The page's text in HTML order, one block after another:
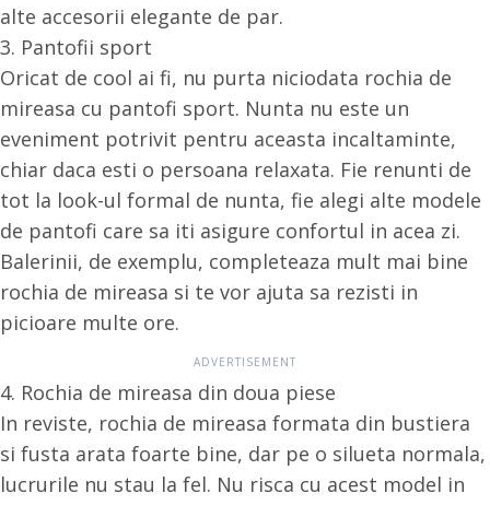
alte accesorii elegante de par.
3. Pantofii sport
Oricat de cool ai fi, nu purta niciodata rochia de
mireasa cu pantofi sport. Nunta nu este un
eveniment potrivit pentru aceasta incaltaminte,
chiar daca esti o persoana relaxata. Fie renunti de
tot la look-ul formal de nunta, fie alegi alte modele
de pantofi care sa iti asigure confortul in acea zi.
Balerinii, de exemplu, completeaza mult mai bine
rochia de mireasa si te vor ajuta sa rezisti in
picioare multe ore.
4. Rochia de mireasa din doua piese
In reviste, rochia de mireasa formata din bustiera
si fusta arata foarte bine, dar pe o silueta normala,
lucrurile nu stau la fel. Nu risca cu acest model in